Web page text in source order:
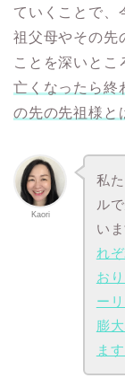
ていくことで、
祖父母やその先
ことを深いとこ
亡くなったら終
の先の先祖様と
Kaori
私
ル
いま
れ
お
ー
膨
ます